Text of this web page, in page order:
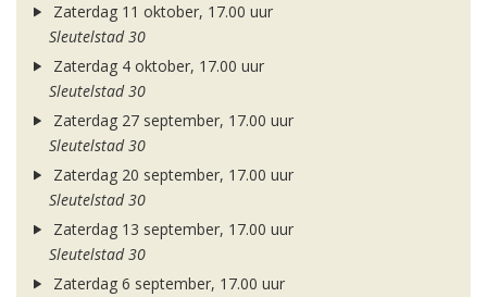
Zaterdag 11 oktober, 17.00 uur
Sleutelstad 30
Zaterdag 4 oktober, 17.00 uur
Sleutelstad 30
Zaterdag 27 september, 17.00 uur
Sleutelstad 30
Zaterdag 20 september, 17.00 uur
Sleutelstad 30
Zaterdag 13 september, 17.00 uur
Sleutelstad 30
Zaterdag 6 september, 17.00 uur